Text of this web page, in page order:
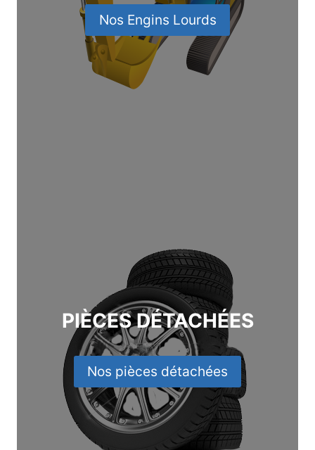
Nos Engins Lourds
PIÈCES DÉTACHÉES
Nos pièces détachées